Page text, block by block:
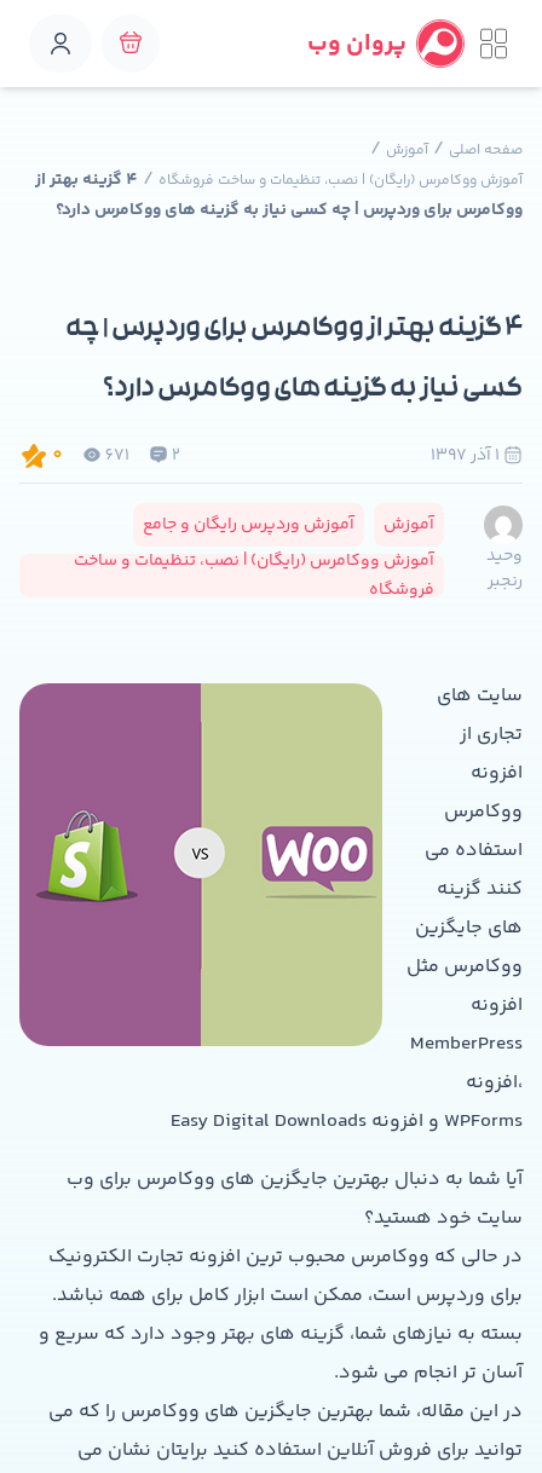
پروان وب
صفحه اصلی /آموزش /
آموزش ووکامرس (رایگان) | نصب، تنظیمات و ساخت فروشگاه /
4 گزینه بهتر از
ووکامرس برای وردپرس | چه کسی نیاز به گزینه های ووکامرس دارد؟
2
671
0
4 گزینه بهتر از ووکامرس برای وردپرس | چه
کسی نیاز به گزینه های ووکامرس دارد؟
وحید
رنجبر
آموزش
آموزش وردپرس رایگان و جامع
آموزش ووکامرس (رایگان) | نصب، تنظیمات و ساخت
فروشگاه
سایت های
تجاری از
افزونه
ووکامرس
استفاده می
کنند گزینه
های جایگزین
ووکامرس مثل
افزونه
MemberPress
،افزونه
WPForms و افزونه Easy Digital Downloads
آیا شما به دنبال بهترین جایگزین های ووکامرس برای وب
سایت خود هستید؟
در حالی که ووکامرس محبوب ترین افزونه تجارت الکترونیک
برای وردپرس است، ممکن است ابزار کامل برای همه نباشد.
بسته به نیازهای شما، گزینه های بهتر وجود دارد که سریع و
آسان تر انجام می شود.
در این مقاله، شما بهترین جایگزین های ووکامرس را که می
توانید برای فروش آنلاین استفاده کنید برایتان نشان می